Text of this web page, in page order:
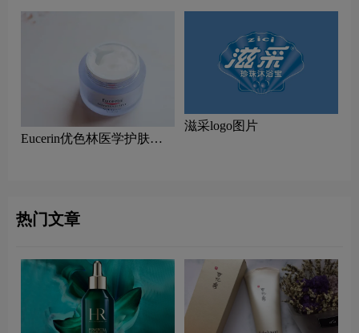
理念
皮肤护理品牌理念
Eucerin优色林医学护肤品
滋采logo图片
热门文章